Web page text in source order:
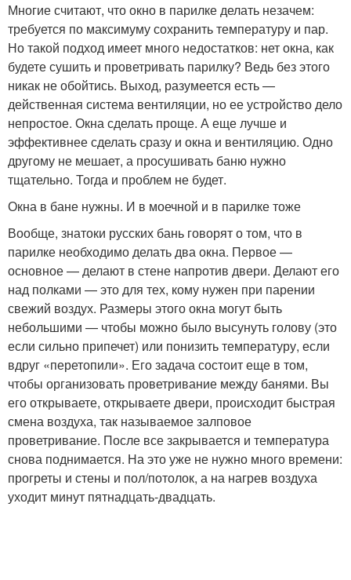
Многие считают, что окно в парилке делать незачем:
требуется по максимуму сохранить температуру и пар.
Но такой подход имеет много недостатков: нет окна, как
будете сушить и проветривать парилку? Ведь без этого
никак не обойтись. Выход, разумеется есть —
действенная система вентиляции, но ее устройство дело
непростое. Окна сделать проще. А еще лучше и
эффективнее сделать сразу и окна и вентиляцию. Одно
другому не мешает, а просушивать баню нужно
тщательно. Тогда и проблем не будет.
Окна в бане нужны. И в моечной и в парилке тоже
Вообще, знатоки русских бань говорят о том, что в
парилке необходимо делать два окна. Первое —
основное — делают в стене напротив двери. Делают его
над полками — это для тех, кому нужен при парении
свежий воздух. Размеры этого окна могут быть
небольшими — чтобы можно было высунуть голову (это
если сильно припечет) или понизить температуру, если
вдруг «перетопили». Его задача состоит еще в том,
чтобы организовать проветривание между банями. Вы
его открываете, открываете двери, происходит быстрая
смена воздуха, так называемое залповое
проветривание. После все закрывается и температура
снова поднимается. На это уже не нужно много времени:
прогреты и стены и пол/потолок, а на нагрев воздуха
уходит минут пятнадцать-двадцать.